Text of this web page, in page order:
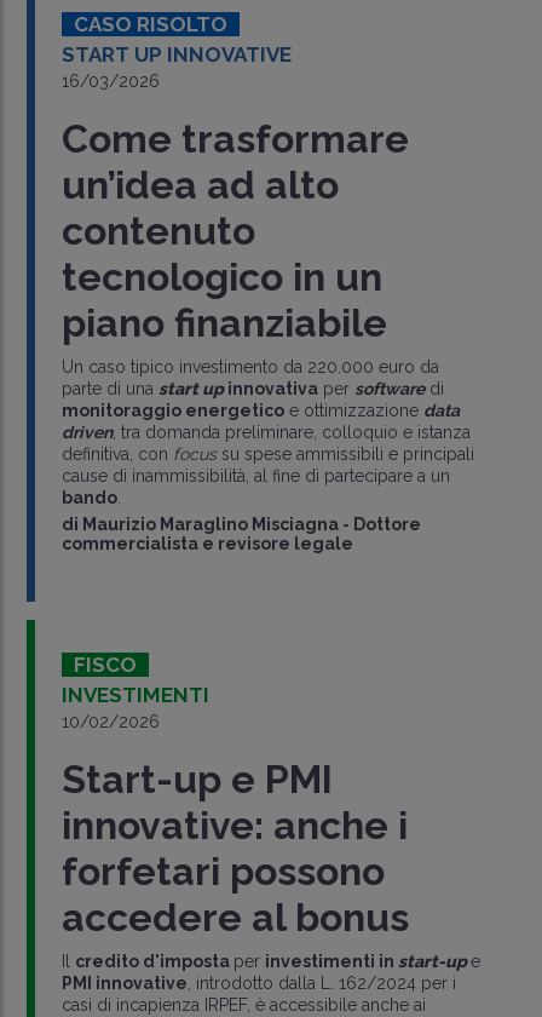
CASO RISOLTO
START UP INNOVATIVE
16/03/2026
Come trasformare
un’idea ad alto
contenuto
tecnologico in un
piano finanziabile
Un caso tipico investimento da 220.000 euro da
parte di una start upinnovativaper softwaredi
monitoraggio energeticoe ottimizzazione data
driven, tra domanda preliminare, colloquio e istanza
definitiva, con focussu spese ammissibili e principali
cause di inammissibilità, al fine di partecipare a un
bando.
di Maurizio Maraglino Misciagna - Dottore
commercialista e revisore legale
FISCO
INVESTIMENTI
10/02/2026
Start-up e PMI
innovative: anche i
forfetari possono
accedere al bonus
credito d'imposta per investimenti in start-upe
PMI innovative , introdotto dalla L. 162/2024 per i
casi di incapienza IRPEF, è accessibile anche ai